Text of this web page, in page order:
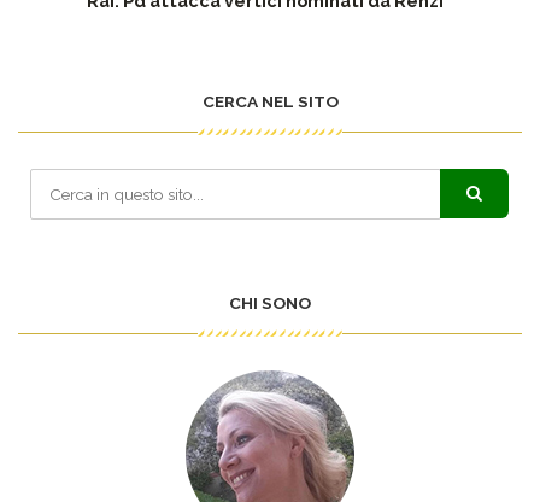
CERCA NEL SITO
CHI SONO